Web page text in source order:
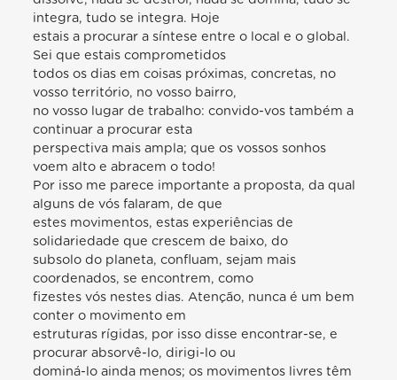
integra, tudo se integra. Hoje
estais a procurar a síntese entre o local e o global.
Sei que estais comprometidos
todos os dias em coisas próximas, concretas, no
vosso território, no vosso bairro,
no vosso lugar de trabalho: convido-vos também a
continuar a procurar esta
perspectiva mais ampla; que os vossos sonhos
voem alto e abracem o todo!
Por isso me parece importante a proposta, da qual
alguns de vós falaram, de que
estes movimentos, estas experiências de
solidariedade que crescem de baixo, do
subsolo do planeta, confluam, sejam mais
coordenados, se encontrem, como
fizestes vós nestes dias. Atenção, nunca é um bem
conter o movimento em
estruturas rígidas, por isso disse encontrar-se, e
procurar absorvê-lo, dirigi-lo ou
dominá-lo ainda menos; os movimentos livres têm